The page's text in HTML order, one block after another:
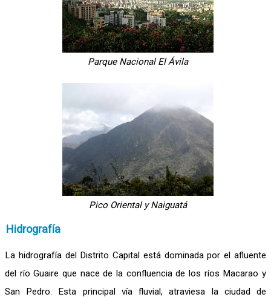
Parque Nacional El Ávila
Pico Oriental y Naiguatá
Hidrografía
La hidrografía del Distrito Capital está dominada por el afluente
del río Guaire que nace de la confluencia de los ríos Macarao y
San Pedro. Esta principal vía fluvial, atraviesa la ciudad de